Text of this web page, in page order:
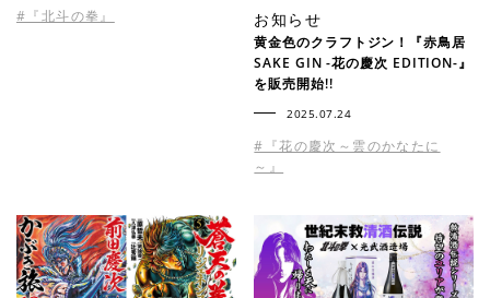
#『北斗の拳』 お知らせ
黄金色のクラフトジン！『赤鳥居
SAKE GIN -花の慶次 EDITION-』
を販売開始!!
2025.07.24
#『花の慶次～雲のかなたに
～』